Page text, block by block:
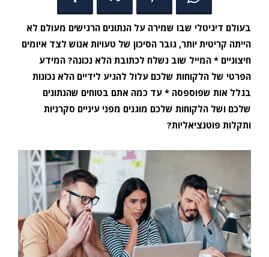
בעולם דיגיטלי שבו שמירה על הנתונים הרגישים מעולם לא
הייתה קריטית יותר, גובר הסיכון של טעויות אנוש לצד איומים
חיצוניים * המייל שוב נשלח לכתובת הלא נכונה? המידע
הפרטי של הלקוחות שלכם עלול להגיע לידיים הלא נכונות
בגלל אות שפוספסה * עד כמה אתם בטוחים שהנתונים
שלכם ושל הלקוחות שלכם מוגנים מפני עיניים סקרניות
ותקלות פוטנציאליות?